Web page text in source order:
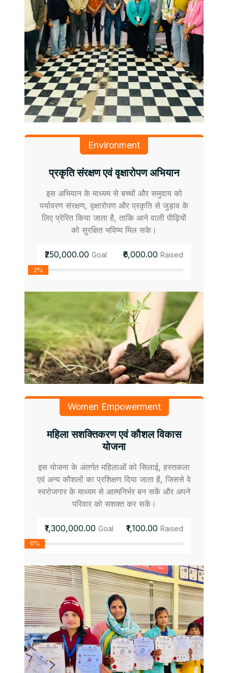
Environment
प्रकृति संरक्षण एवं वृक्षारोपण अभियान
इस अभियान के माध्यम से बच्चों और समुदाय को
पर्यावरण संरक्षण, वृक्षारोपण और प्रकृति से जुड़ाव के
लिए प्रेरित किया जाता है, ताकि आने वाली पीढ़ियों
को सुरक्षित भविष्य मिल सके।
₹250,000.00 Goal ₹6,000.00 Raised
2%
Women Empowerment
महिला सशक्तिकरण एवं कौशल विकास
योजना
इस योजना के अंतर्गत महिलाओं को सिलाई, हस्तकला
एवं अन्य कौशलों का प्रशिक्षण दिया जाता है, जिससे वे
स्वरोजगार के माध्यम से आत्मनिर्भर बन सकें और अपने
परिवार को सशक्त कर सकें।
₹1,300,000.00 Goal ₹1,100.00 Raised
0%